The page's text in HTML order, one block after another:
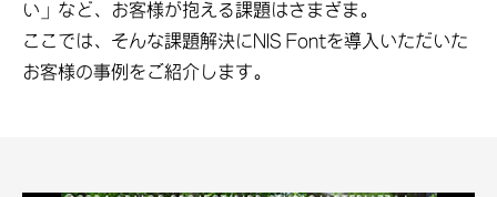
い」など、お客様が抱える課題はさまざま。
ここでは、そんな課題解決にNIS Fontを導入いただいた
お客様の事例をご紹介します。